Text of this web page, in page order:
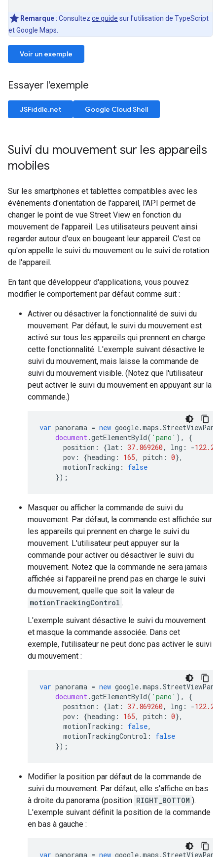
Remarque : Consultez ce guide sur l'utilisation de TypeScript
et Google Maps.
Voir un exemple
Essayer l'exemple
JSFiddle.net Google Cloud Shell
Suivi du mouvement sur les appareils
mobiles
Sur les smartphones et tablettes compatibles avec les
événements d'orientation de l'appareil, l'API permet de
changer le point de vue Street View en fonction du
mouvement de l'appareil. Les utilisateurs peuvent ainsi
regarder autour d'eux en bougeant leur appareil. C'est ce
qu'on appelle le suivi du mouvement ou le suivi de rotation
de l'appareil.
En tant que développeur d'applications, vous pouvez
modifier le comportement par défaut comme suit :
Activer ou désactiver la fonctionnalité de suivi du
mouvement. Par défaut, le suivi du mouvement est
activé sur tous les appareils qui prennent en charge
cette fonctionnalité. L'exemple suivant désactive le
suivi du mouvement, mais laisse la commande de
suivi du mouvement visible. (Notez que l'utilisateur
peut activer le suivi du mouvement en appuyant sur la
commande.)
var panorama = new google.maps .
document.getElementById( 'pano' ),
{
position : {lat : 37.869260, lng : -
pov : {heading : 165, pitch : 0},
motionTracking :
false
});
Masquer ou afficher la commande de suivi du
mouvement. Par défaut, la commande est affichée sur
les appareils qui prennent en charge le suivi du
mouvement. L'utilisateur peut appuyer sur la
commande pour activer ou désactiver le suivi du
mouvement. Notez que la commande ne sera jamais
affichée si l'appareil ne prend pas en charge le suivi
du mouvement, quelle que soit la valeur de
motionTrackingControl .
L'exemple suivant désactive le suivi du mouvement
et masque la commande associée. Dans cet
exemple, l'utilisateur ne peut donc pas activer le suivi
du mouvement :
var panorama = new google.maps .
document.getElementById( 'pano' ),
{
position : {lat : 37.869260, lng : -
pov : {heading : 165, pitch : 0},
motionTracking : false,
motionTrackingControl :
false
});
Modifier la position par défaut de la commande de
suivi du mouvement. Par défaut, elle s'affiche en bas
à droite du panorama (position RIGHT_BOTTOM ).
L'exemple suivant définit la position de la commande
en bas à gauche :
var panorama = new google.maps .